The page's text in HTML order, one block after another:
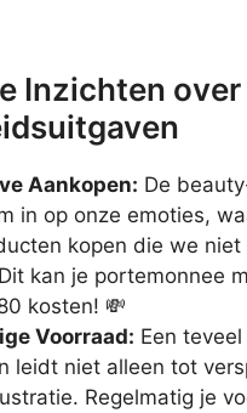
Inzichten over
Aankopen: De
in op onze emoties,
kopen die we niet
kan je portemonnee
kosten! 💸
Voorraad: Een teveel
leidt niet alleen tot
Regelmatig je